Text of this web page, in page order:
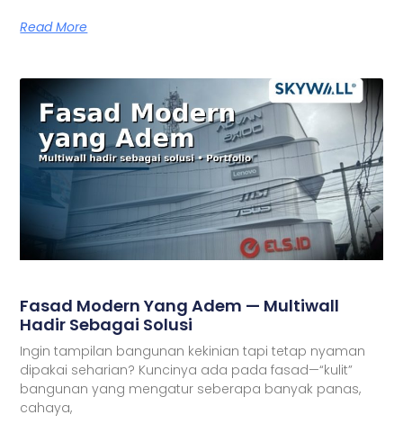
Read More
Fasad Modern Yang Adem — Multiwall
Hadir Sebagai Solusi
Ingin tampilan bangunan kekinian tapi tetap nyaman
dipakai seharian? Kuncinya ada pada fasad—“kulit”
bangunan yang mengatur seberapa banyak panas,
cahaya,